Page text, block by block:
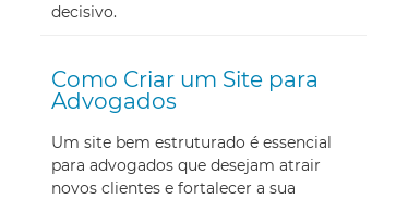
decisivo.
Como Criar um Site para
Advogados
Um site bem estruturado é essencial
para advogados que desejam atrair
novos clientes e fortalecer a sua